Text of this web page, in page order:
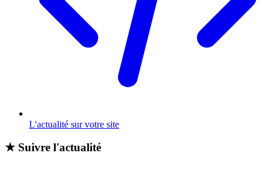
L'actualité sur votre site
★ Suivre l'actualité